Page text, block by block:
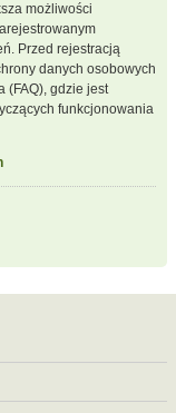
możliwości
Przed rejestracją
danych osobowych
(FAQ), gdzie jest
funkcjonowania